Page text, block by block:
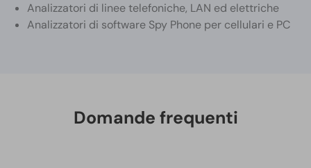
Analizzatori di linee telefoniche, LAN ed elettriche
Analizzatori di software Spy Phone per cellulari e PC
Domande frequenti